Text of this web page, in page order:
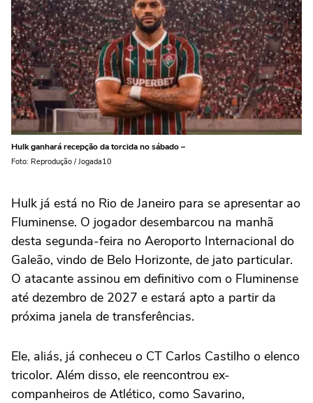
Hulk ganhará recepção da torcida no sábado –
Foto: Reprodução / Jogada10
Hulk já está no Rio de Janeiro para se apresentar ao
Fluminense. O jogador desembarcou na manhã
desta segunda-feira no Aeroporto Internacional do
Galeão, vindo de Belo Horizonte, de jato particular.
O atacante assinou em definitivo com o Fluminense
até dezembro de 2027 e estará apto a partir da
próxima janela de transferências.
Ele, aliás, já conheceu o CT Carlos Castilho o elenco
tricolor. Além disso, ele reencontrou ex-
companheiros de Atlético, como Savarino,